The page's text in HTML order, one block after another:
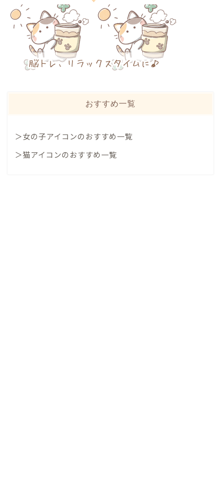
おすすめ一覧
＞女の子アイコンのおすすめ一覧
＞猫アイコンのおすすめ一覧